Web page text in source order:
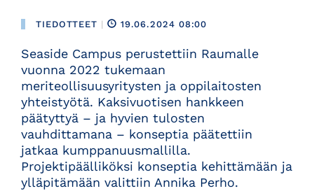
TIEDOTTEET | 19.06.2024 08:00
Seaside Campus perustettiin Raumalle
vuonna 2022 tukemaan
meriteollisuusyritysten ja oppilaitosten
yhteistyötä. Kaksivuotisen hankkeen
päätyttyä – ja hyvien tulosten
vauhdittamana – konseptia päätettiin
jatkaa kumppanuusmallilla.
Projektipäälliköksi konseptia kehittämään ja
ylläpitämään valittiin Annika Perho.